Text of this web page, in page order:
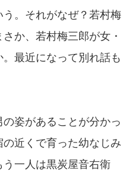
。それがなぜ？若村梅
か、若村梅三郎が女・
最近になって別れ話も
姿があることが分かっ
近くで育った幼なじみ
一人は黒炭屋音右衛